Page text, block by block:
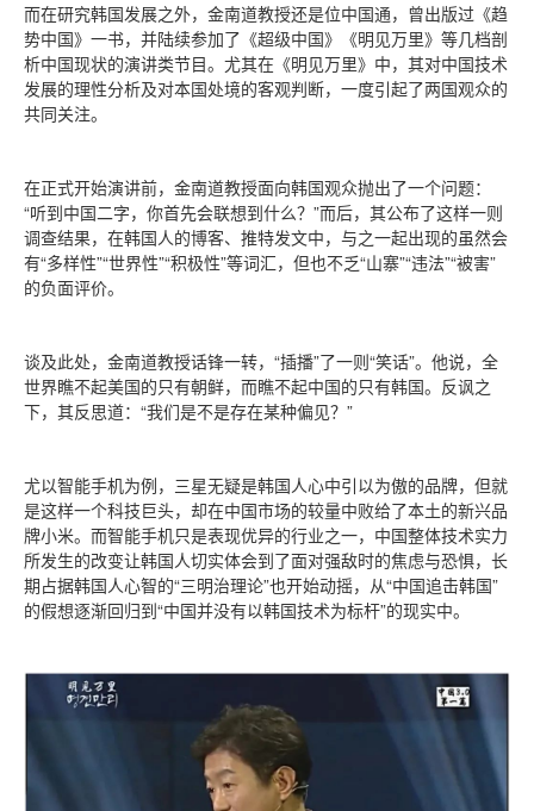
而在研究韩国发展之外，金南道教授还是位中国通，曾出版过《趋
势中国》一书，并陆续参加了《超级中国》《明见万里》等几档剖
析中国现状的演讲类节目。尤其在《明见万里》中，其对中国技术
发展的理性分析及对本国处境的客观判断，一度引起了两国观众的
共同关注。
在正式开始演讲前，金南道教授面向韩国观众抛出了一个问题：
“听到中国二字，你首先会联想到什么？”而后，其公布了这样一则
调查结果，在韩国人的博客、推特发文中，与之一起出现的虽然会
有“多样性”“世界性”“积极性”等词汇，但也不乏“山寨”“违法”“被害”
的负面评价。
谈及此处，金南道教授话锋一转，“插播”了一则“笑话”。他说，全
世界瞧不起美国的只有朝鲜，而瞧不起中国的只有韩国。反讽之
下，其反思道：“我们是不是存在某种偏见？”
尤以智能手机为例，三星无疑是韩国人心中引以为傲的品牌，但就
是这样一个科技巨头，却在中国市场的较量中败给了本土的新兴品
牌小米。而智能手机只是表现优异的行业之一，中国整体技术实力
所发生的改变让韩国人切实体会到了面对强敌时的焦虑与恐惧，长
期占据韩国人心智的“三明治理论”也开始动摇，从“中国追击韩国”
的假想逐渐回归到“中国并没有以韩国技术为标杆”的现实中。